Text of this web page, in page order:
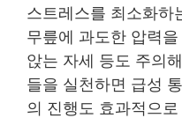
스트레스를 최소화하
무릎에 과도한 압력
앉는 자세 등도 주의
들을 실천하면 급성
의 진행도 효과적으